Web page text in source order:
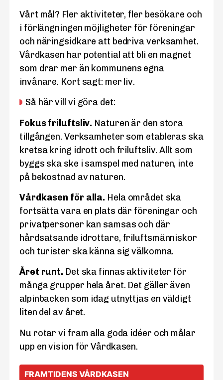
Vårt mål? Fler aktiviteter, fler besökare och
i förlängningen möjligheter för föreningar
och näringsidkare att bedriva verksamhet.
Vårdkasen har potential att bli en magnet
som drar mer än kommunens egna
invånare. Kort sagt: mer liv.
Så här vill vi göra det:
Fokus friluftsliv. Naturen är den stora
tillgången. Verksamheter som etableras ska
kretsa kring idrott och friluftsliv. Allt som
byggs ska ske i samspel med naturen, inte
på bekostnad av naturen.
Vårdkasen för alla. Hela området ska
fortsätta vara en plats där föreningar och
privatpersoner kan samsas och där
hårdsatsande idrottare, friluftsmänniskor
och turister ska känna sig välkomna.
Året runt. Det ska finnas aktiviteter för
många grupper hela året. Det gäller även
alpinbacken som idag utnyttjas en väldigt
liten del av året.
Nu rotar vi fram alla goda idéer och målar
upp en vision för Vårdkasen.
FRAMTIDENS VÅRDKASEN